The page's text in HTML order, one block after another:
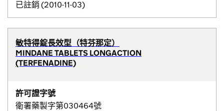
已註銷 (2010-11-03)
敏特得錠長效型（特芬那定）
MINDANE TABLETS LONGACTION
(TERFENADINE)
許可證字號
衛署藥製字第030464號